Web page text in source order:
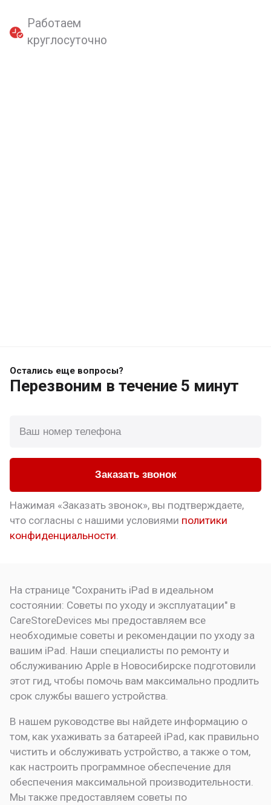
Работаем
круглосуточно
Остались еще вопросы?
Перезвоним в течение 5 минут
Заказать звонок
Нажимая «Заказать звонок», вы подтверждаете,
что согласны с нашими условиями политики
конфиденциальности.
На странице "Сохранить iPad в идеальном
состоянии: Советы по уходу и эксплуатации" в
CareStoreDevices мы предоставляем все
необходимые советы и рекомендации по уходу за
вашим iPad. Наши специалисты по ремонту и
обслуживанию Apple в Новосибирске подготовили
этот гид, чтобы помочь вам максимально продлить
срок службы вашего устройства.
В нашем руководстве вы найдете информацию о
том, как ухаживать за батареей iPad, как правильно
чистить и обслуживать устройство, а также о том,
как настроить программное обеспечение для
обеспечения максимальной производительности.
Мы также предоставляем советы по